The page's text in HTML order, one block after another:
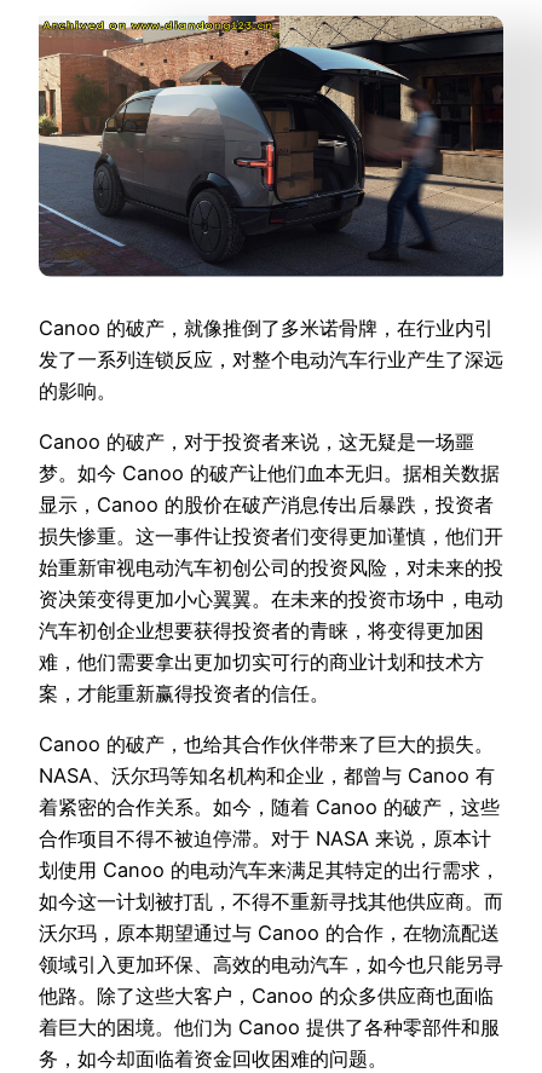
Canoo 的破产，就像推倒了多米诺骨牌，在行业内引
发了一系列连锁反应，对整个电动汽车行业产生了深远
的影响。
Canoo 的破产，对于投资者来说，这无疑是一场噩
梦。如今 Canoo 的破产让他们血本无归。据相关数据
显示，Canoo 的股价在破产消息传出后暴跌，投资者
损失惨重。这一事件让投资者们变得更加谨慎，他们开
始重新审视电动汽车初创公司的投资风险，对未来的投
资决策变得更加小心翼翼。在未来的投资市场中，电动
汽车初创企业想要获得投资者的青睐，将变得更加困
难，他们需要拿出更加切实可行的商业计划和技术方
案，才能重新赢得投资者的信任。
Canoo 的破产，也给其合作伙伴带来了巨大的损失。
NASA、沃尔玛等知名机构和企业，都曾与 Canoo 有
着紧密的合作关系。如今，随着 Canoo 的破产，这些
合作项目不得不被迫停滞。对于 NASA 来说，原本计
划使用 Canoo 的电动汽车来满足其特定的出行需求，
如今这一计划被打乱，不得不重新寻找其他供应商。而
沃尔玛，原本期望通过与 Canoo 的合作，在物流配送
领域引入更加环保、高效的电动汽车，如今也只能另寻
他路。除了这些大客户，Canoo 的众多供应商也面临
着巨大的困境。他们为 Canoo 提供了各种零部件和服
务，如今却面临着资金回收困难的问题。